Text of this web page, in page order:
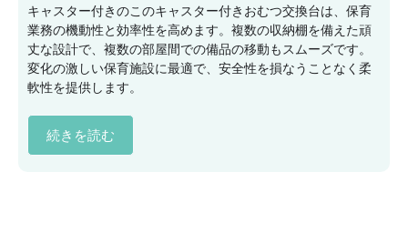
キャスター付きのこのキャスター付きおむつ交換台は、保育
業務の機動性と効率性を高めます。複数の収納棚を備えた頑
丈な設計で、複数の部屋間での備品の移動もスムーズです。
変化の激しい保育施設に最適で、安全性を損なうことなく柔
軟性を提供します。
続きを読む